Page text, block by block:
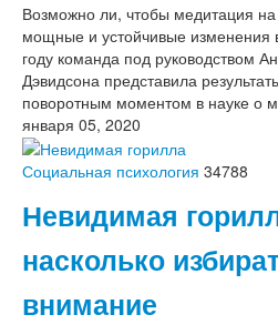
Возможно ли, чтобы медитация
мощные и устойчивые изменения
году команда под руководством
Дэвидсона представила
поворотным моментом в науке о
января 05, 2020
Социальная психология 34788
Невидимая
насколько
внимание